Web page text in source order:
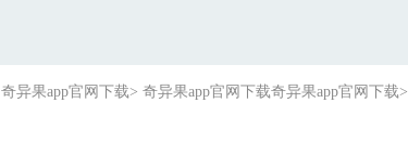
奇异果app官网下载> 奇异果app官网下载奇异果app官网下载>